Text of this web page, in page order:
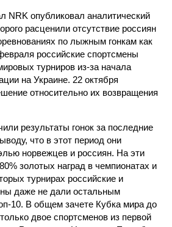
NRK опубликовал аналитический
расценили отсутствие россиян
по лыжным гонкам как
российские спортсмены
турниров из-за начала
на Украине. 22 октября
относительно их возвращения
результаты гонок за последние
что в этот период они
норвежцев и россиян. На эти
золотых наград в чемпионатах и
турнирах российские и
даже не дали остальным
10. В общем зачете Кубка мира до
двое спортсменов из первой